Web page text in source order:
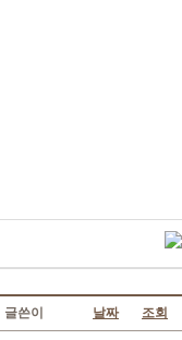
글쓴이 날짜 조회